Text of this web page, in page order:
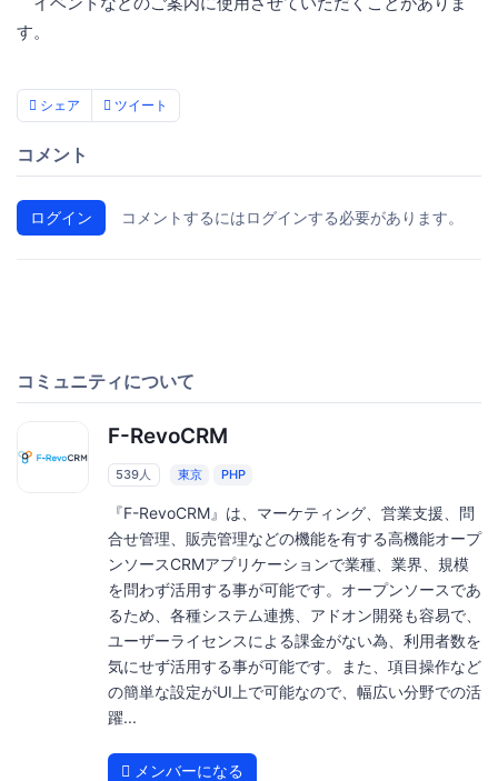
す。
シェア ツイート
コメント
ログイン コメントするにはログインする必要があります。
コミュニティについて
F-RevoCRM
539人 東京 PHP
『F-RevoCRM』は、マーケティング、営業支援、問
合せ管理、販売管理などの機能を有する高機能オープ
ンソースCRMアプリケーションで業種、業界、規模
を問わず活用する事が可能です。オープンソースであ
るため、各種システム連携、アドオン開発も容易で、
ユーザーライセンスによる課金がない為、利用者数を
気にせず活用する事が可能です。また、項目操作など
の簡単な設定がUI上で可能なので、幅広い分野での活
躍...
メンバーになる